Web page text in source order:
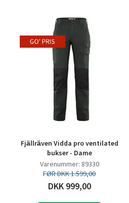
Fjällräven Vidda pro ventilated
bukser - Dame
Varenummer: 89330
FØR DKK 1.599,00
DKK 999,00